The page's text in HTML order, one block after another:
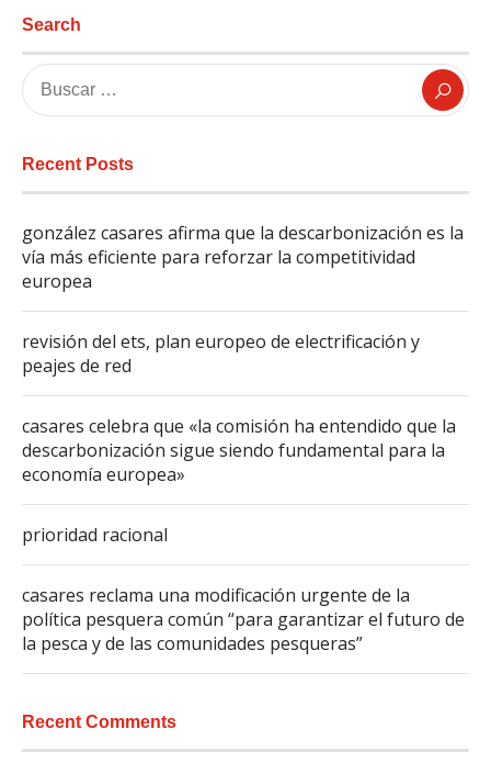
Search
Recent Posts
gonzález casares afirma que la descarbonización es la
vía más eficiente para reforzar la competitividad
europea
revisión del ets, plan europeo de electrificación y
peajes de red
casares celebra que «la comisión ha entendido que la
descarbonización sigue siendo fundamental para la
economía europea»
prioridad racional
casares reclama una modificación urgente de la
política pesquera común “para garantizar el futuro de
la pesca y de las comunidades pesqueras”
Recent Comments